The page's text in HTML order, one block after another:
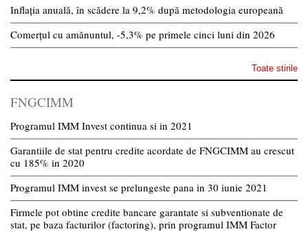
Inflația anuală, în scădere la 9,2% după metodologia europeană
Comerțul cu amănuntul, -5,3% pe primele cinci luni din 2026
Toate stirile
FNGCIMM
Programul IMM Invest continua si in 2021
Garantiile de stat pentru credite acordate de FNGCIMM au crescut
cu 185% in 2020
Programul IMM invest se prelungeste pana in 30 iunie 2021
Firmele pot obtine credite bancare garantate si subventionate de
stat, pe baza facturilor (factoring), prin programul IMM Factor